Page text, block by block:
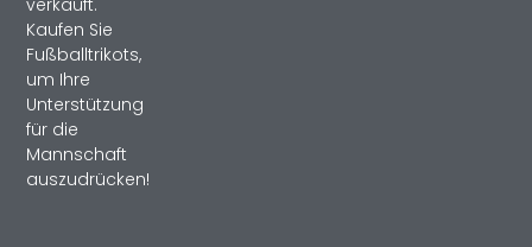
verkauft.
Kaufen Sie
Fußballtrikots,
um Ihre
Unterstützung
für die
Mannschaft
auszudrücken!